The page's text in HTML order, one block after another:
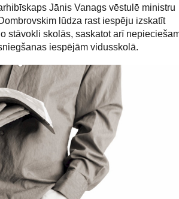
Jānis Vanags vēstulē ministru
lūdza rast iespēju izskatīt
stāvokli skolās, saskatot arī
iespējām vidusskolā.